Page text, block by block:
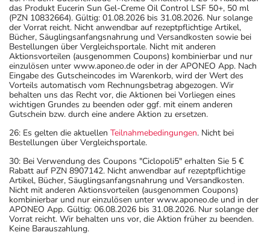
mit denen Sie sich verletzen können.
- Bei Frauen im gebärfähigen Alter sind während und
unter Umständen auch eine Zeit lang nach der Therapie
wirksame Verhütungsmethoden erforderlich. Sprechen
Sie hierzu Ihren Arzt oder Apotheker an.
- Durch plötzliches Absetzen können Probleme oder
Beschwerden auftreten. Deshalb sollte die Behandlung
langsam, das heißt mit einem schrittweisen
Ausschleichen der Dosis, beendet werden. Lassen Sie
sich dazu am besten von Ihrem Arzt oder Apotheker
beraten.
- Während der Behandlung sind geeignete
schwangerschaftsverhütende Maßnahmen durchzuführen.
- Vorsicht bei Allergie gegen Maisstärke!
- Vorsicht bei Alpha-Gal-Allergie (Allergie gegen rotes
Fleisch)!
- Vorsicht bei Allergie gegen Propylenglykol und ähnliche
das Produkt Eucerin Sun Gel-Creme Oil Control LSF 50+, 50 ml
(PZN 10832664). Gültig: 01.08.2026 bis 31.08.2026. Nur solange
der Vorrat reicht. Nicht anwendbar auf rezeptpflichtige Artikel,
Bücher, Säuglingsanfangsnahrung und Versandkosten sowie bei
Bestellungen über Vergleichsportale. Nicht mit anderen
Aktionsvorteilen (ausgenommen Coupons) kombinierbar und nur
einzulösen unter www.aponeo.de oder in der APONEO App. Nach
Eingabe des Gutscheincodes im Warenkorb, wird der Wert des
Vorteils automatisch vom Rechnungsbetrag abgezogen. Wir
behalten uns das Recht vor, die Aktionen bei Vorliegen eines
wichtigen Grundes zu beenden oder ggf. mit einem anderen
Gutschein bzw. durch eine andere Aktion zu ersetzen.
26: Es gelten die aktuellen Teilnahmebedingungen. Nicht bei
Bestellungen über Vergleichsportale.
30: Bei Verwendung des Coupons "Ciclopoli5" erhalten Sie 5 €
Rabatt auf PZN 8907142. Nicht anwendbar auf rezeptpflichtige
Artikel, Bücher, Säuglingsanfangsnahrung und Versandkosten.
Nicht mit anderen Aktionsvorteilen (ausgenommen Coupons)
kombinierbar und nur einzulösen unter www.aponeo.de und in der
APONEO App. Gültig: 06.08.2026 bis 31.08.2026. Nur solange der
Vorrat reicht. Wir behalten uns vor, die Aktion früher zu beenden.
Keine Barauszahlung.